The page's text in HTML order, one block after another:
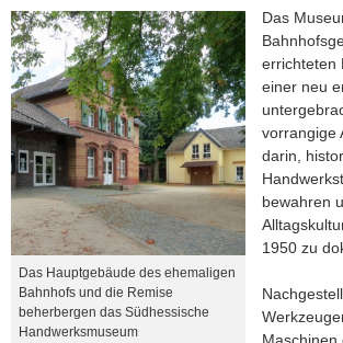
Das Hauptgebäude des ehemaligen
Bahnhofs und die Remise
beherbergen das Südhessische
Handwerksmuseum
Das
errichteten
einer neu
vorrangige
darin,
bewahren
1950 zu